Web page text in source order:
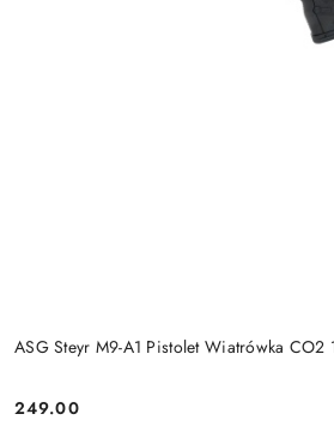
ASG Steyr M9-A1 Pistolet Wiatrówka CO2
Cena:
249.00